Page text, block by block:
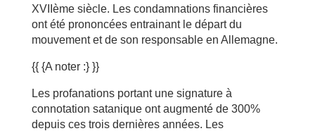
XVIIème siècle. Les condamnations financières
ont été prononcées entrainant le départ du
mouvement et de son responsable en Allemagne.
{{ {A noter :} }}
Les profanations portant une signature à
connotation satanique ont augmenté de 300%
depuis ces trois dernières années. Les